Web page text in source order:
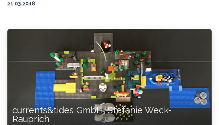
21.03.2018
currents&tides GmbH, Stefanie Weck-
Rauprich